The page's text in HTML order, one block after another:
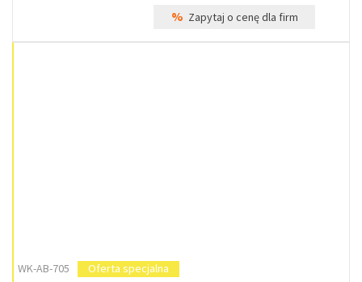
% Zapytaj o cenę dla firm
WK-AB-705
Oferta specjalna